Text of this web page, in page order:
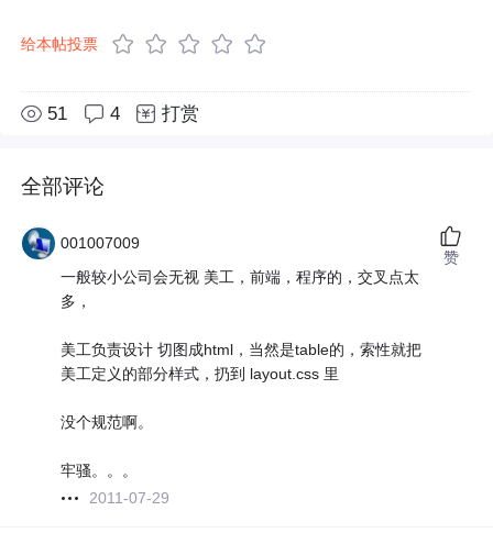
给本帖投票
51 4 打赏
全部评论
001007009
一般较小公司会无视 美工，前端，程序的，交叉点太
多，
美工负责设计 切图成html，当然是table的，索性就把
美工定义的部分样式，扔到 layout.css 里
没个规范啊。
牢骚。。。
2011-07-29
赞